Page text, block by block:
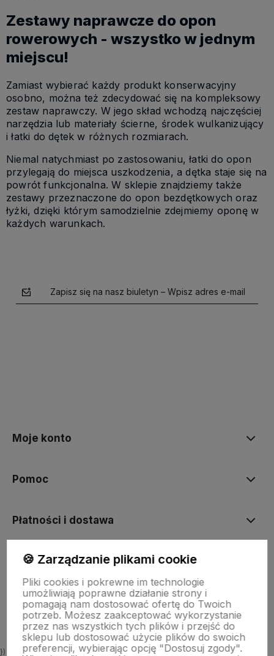
Zestawy naprawcze do opon
rowerowych - wszystko w jednym
miejscu!
Zamiast wybierać każdy produkt konserwacyjny
osobno, można też zdecydować się na kompleksowy
zestaw naprawczy. W jego skład wchodzą najczęściej
narzędzia lub materiały ścierne, środek wulkanizujący
i łatki do dętek w różnych rozmiarach.
Niemal natychmiast po zastosowaniu, łatki do opon
przylegają do miejsca uszkodzenia, a dętka staje się na
powrót funkcjonalna. W sklepie znajdziemy także
zestawy przeznaczone do opon bezdętkowych oraz
łyżki, dzięki którym samodzielnie zdejmiemy oponę w
każdych warunkach.
Zapisz się na nasz biuletyn – Wpisz adres e-mail
Moje konto
Pomoc
Płatności i dostawa
Informacje
O nas
})
🍪 Zarządzanie plikami cookie
Pliki cookies i pokrewne im technologie
umożliwiają poprawne działanie strony i
pomagają nam dostosować ofertę do Twoich
potrzeb. Możesz zaakceptować wykorzystanie
przez nas wszystkich tych plików i przejść do
sklepu lub dostosować użycie plików do swoich
preferencji, wybierając opcję "Dostosuj zgody".